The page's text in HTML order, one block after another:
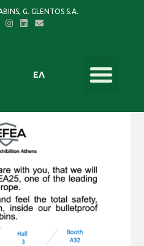
G. GLENTOS S.A.
ΕΛ